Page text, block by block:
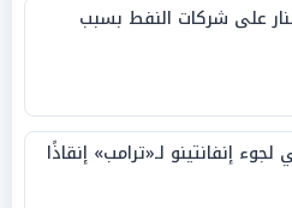
على شركات النفط بسبب
إنفانتينو لـ«ترامب» إنقاذًا